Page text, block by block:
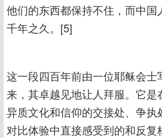
他们的东西都保持不住，而中国
千年之久。[5]
这一段四百年前由一位耶稣会士
来，其卓越见地让人拜服。它是
异质文化和信仰的交接处、争
对比体验中直接感受到的和反